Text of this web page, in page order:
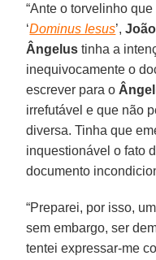
“Ante o torvelinho
‘Dominus Iesus’,João
Ângelus tinha a
inequivocamente o
escrever para o
irrefutável e que não
diversa. Tinha que
inquestionável o fato
documento
“Preparei, por isso,
sem embargo, ser
tentei expressar-me